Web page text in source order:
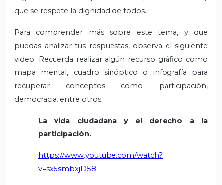
que se respete la dignidad de todos.
Para comprender más sobre este tema, y que
puedas analizar tus respuestas, observa el siguiente
video. Recuerda realizar algún recurso gráfico como
mapa mental, cuadro sinóptico o infografía para
recuperar conceptos como participación,
democracia, entre otros.
La vida ciudadana y el derecho a la
participación.
https://www.youtube.com/watch?
v=sx5smbxjD58